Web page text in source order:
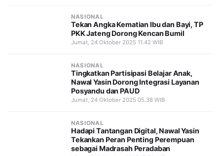
NASIONAL
Tekan Angka Kematian Ibu dan Bayi, TP
PKK Jateng Dorong Kencan Bumil
Jumat, 24 Oktober 2025 11.42 WIB
NASIONAL
Tingkatkan Partisipasi Belajar Anak,
Nawal Yasin Dorong Integrasi Layanan
Posyandu dan PAUD
Jumat, 24 Oktober 2025 05.38 WIB
NASIONAL
Hadapi Tantangan Digital, Nawal Yasin
Tekankan Peran Penting Perempuan
sebagai Madrasah Peradaban